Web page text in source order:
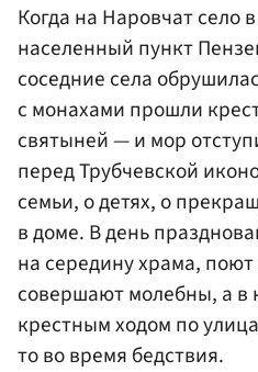
Когда на Наровчатсело
населенный пункт
соседние села
с монахами прошли
святыней — и мор
перед Трубчевской
семьи, о детях, о
в доме. В день
на середину храма,
совершают молебны, а в
крестным ходом по
то во время бедствия.